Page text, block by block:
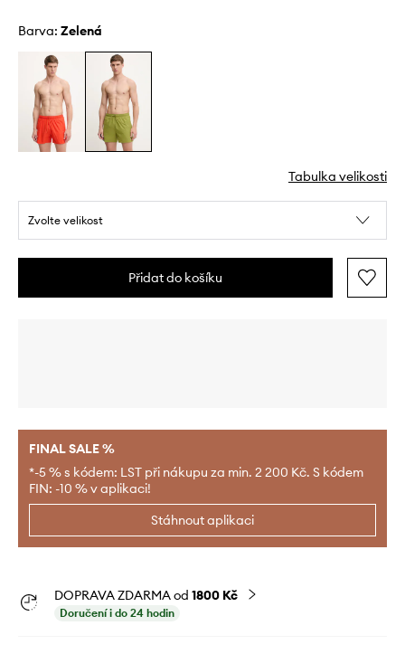
Barva: zelená
Tabulka velikosti
Zvolte velikost
Přidat do košíku
FINAL SALE %
*-5 % s kódem: LST při nákupu za min. 2 200 Kč. S kódem
FIN: -10 % v aplikaci!
Stáhnout aplikaci
DOPRAVA ZDARMA od 1800 Kč
Doručení i do 24 hodin